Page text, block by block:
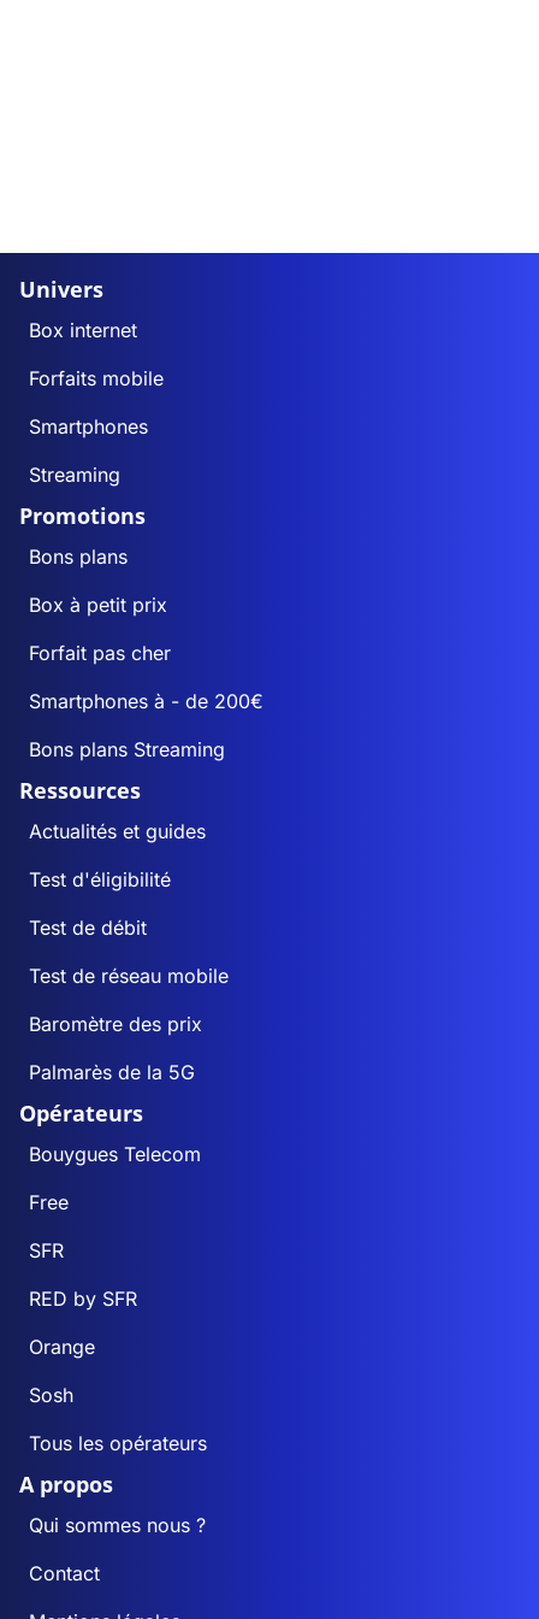
Univers
Box internet
Forfaits mobile
Smartphones
Streaming
Promotions
Bons plans
Box à petit prix
Forfait pas cher
Smartphones à - de 200€
Bons plans Streaming
Ressources
Actualités et guides
Test d'éligibilité
Test de débit
Test de réseau mobile
Baromètre des prix
Palmarès de la 5G
Opérateurs
Bouygues Telecom
Free
SFR
RED by SFR
Orange
Sosh
Tous les opérateurs
A propos
Qui sommes nous ?
Contact